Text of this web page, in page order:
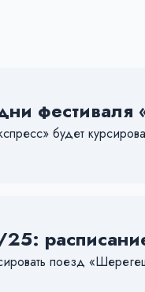
будет
поезд